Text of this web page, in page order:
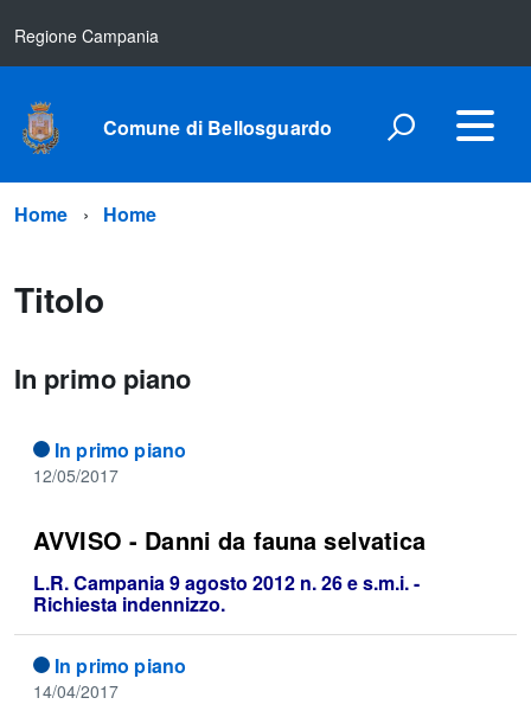
Regione Campania
Comune di Bellosguardo
Home Home
Titolo
In primo piano
In primo piano
12/05/2017
AVVISO - Danni da fauna selvatica
L.R. Campania 9 agosto 2012 n. 26 e s.m.i. -
Richiesta indennizzo.
In primo piano
14/04/2017